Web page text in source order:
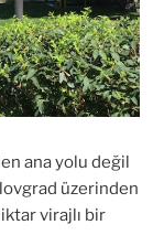
ana yolu değil
üzerinden
virajlı bir